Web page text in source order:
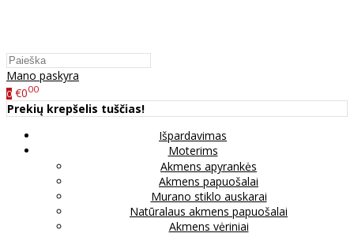
Mano paskyra
0 €000
Prekių krepšelis tuščias!
Išpardavimas
Moterims
Akmens apyrankės
Akmens papuošalai
Murano stiklo auskarai
Natūralaus akmens papuošalai
Akmens vėriniai